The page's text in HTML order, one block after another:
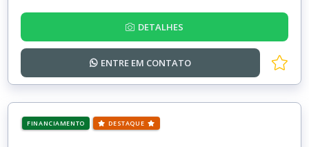
DETALHES
ENTRE EM CONTATO
FINANCIAMENTO DESTAQUE